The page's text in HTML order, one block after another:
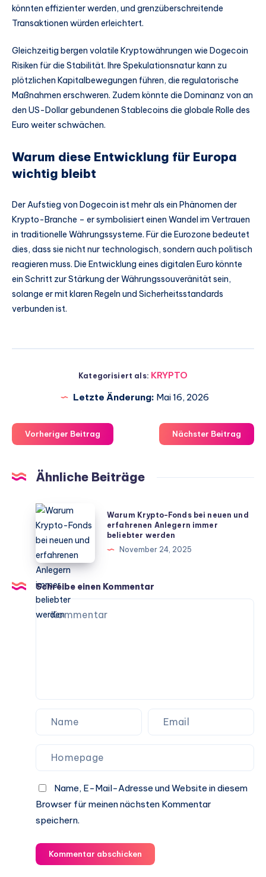
könnten effizienter werden, und grenzüberschreitende
Transaktionen würden erleichtert.
Gleichzeitig bergen volatile Kryptowährungen wie Dogecoin
Risiken für die Stabilität. Ihre Spekulationsnatur kann zu
plötzlichen Kapitalbewegungen führen, die regulatorische
Maßnahmen erschweren. Zudem könnte die Dominanz von an
den US-Dollar gebundenen Stablecoins die globale Rolle des
Euro weiter schwächen.
Warum diese Entwicklung für Europa
wichtig bleibt
Der Aufstieg von Dogecoin ist mehr als ein Phänomen der
Krypto-Branche – er symbolisiert einen Wandel im Vertrauen
in traditionelle Währungssysteme. Für die Eurozone bedeutet
dies, dass sie nicht nur technologisch, sondern auch politisch
reagieren muss. Die Entwicklung eines digitalen Euro könnte
ein Schritt zur Stärkung der Währungssouveränität sein,
solange er mit klaren Regeln und Sicherheitsstandards
verbunden ist.
Kategorisiert als: KRYPTO
Letzte Änderung: Mai 16, 2026
Vorheriger Beitrag Nächster Beitrag
Ähnliche Beiträge
Warum
Krypto-
Fonds
bei
neuen
und
erfahrenen
Anlegern
Warum Krypto-Fonds bei neuen und
erfahrenen Anlegern immer
beliebter werden
November 24, 2025
Schreibe einen Kommentar
Name, E-Mail-Adresse und Website in diesem
Browser für meinen nächsten Kommentar
speichern.
Kommentar abschicken